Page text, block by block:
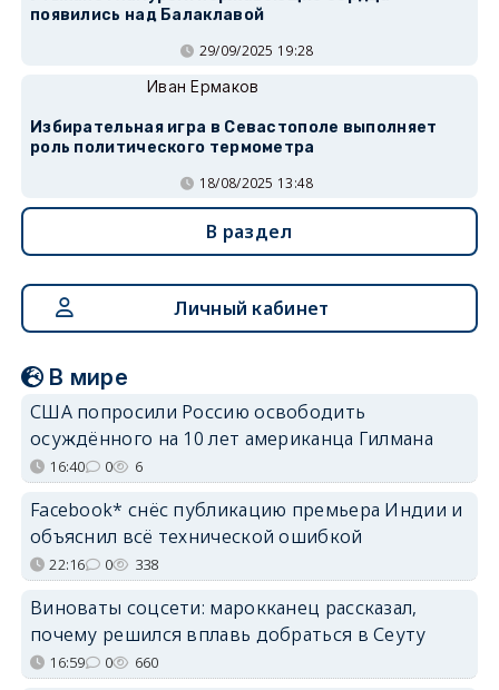
появились над Балаклавой
29/09/2025 19:28
Иван Ермаков
Избирательная игра в Севастополе выполняет
роль политического термометра
18/08/2025 13:48
В раздел
Личный кабинет
В мире
США попросили Россию освободить
осуждённого на 10 лет американца Гилмана
16:40 0 6
Facebook* снёс публикацию премьера Индии и
объяснил всё технической ошибкой
22:16 0 338
Виноваты соцсети: марокканец рассказал,
почему решился вплавь добраться в Сеуту
16:59 0 660